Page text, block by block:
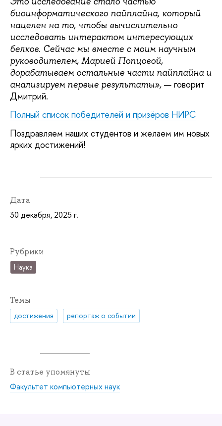
биоинформатического пайплайна, который
нацелен на то, чтобы вычислительно
исследовать интерактом интересующих
белков. Сейчас мы вместе с моим научным
руководителем, Марией Попцовой,
дорабатываем остальные части пайплайна и
анализируем первые результаты», — говорит
Дмитрий.
Полный список победителей и призёров НИРС
Поздравляем наших студентов и желаем им новых
ярких достижений!
Дата
30 декабря, 2025 г.
Рубрики
Наука
Темы
достижения репортаж о событии
В статье упомянуты
Факультет компьютерных наук